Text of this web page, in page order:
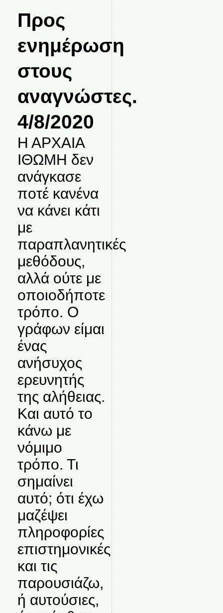
Προς
ενημέρωση
στους
αναγνώστες.
4/8/2020
Η ΑΡΧΑΙΑ
ΙΘΩΜΗ δεν
ανάγκασε
ποτέ κανένα
να κάνει κάτι
με
παραπλανητικές
μεθόδους,
αλλά ούτε με
οποιοδήποτε
τρόπο. Ο
γράφων είμαι
ένας
ανήσυχος
ερευνητής
της αλήθειας.
Και αυτό το
κάνω με
νόμιμο
τρόπο. Τι
σημαίνει
αυτό; ότι έχω
μαζέψει
πληροφορίες
επιστημονικές
και τις
παρουσιάζω,
ή αυτούσιες,